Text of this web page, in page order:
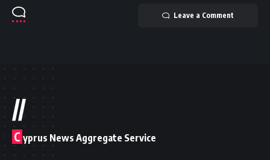
Leave a Comment
//
C yprus News Aggregate Service